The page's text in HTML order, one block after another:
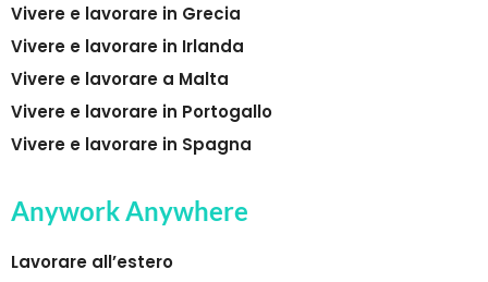
Vivere e lavorare in Grecia
Vivere e lavorare in Irlanda
Vivere e lavorare a Malta
Vivere e lavorare in Portogallo
Vivere e lavorare in Spagna
Anywork Anywhere
Lavorare all’estero